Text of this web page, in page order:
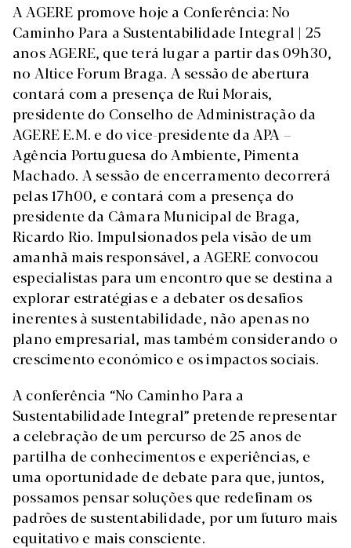
A AGERE promove hoje a Conferência: No
Caminho Para a Sustentabilidade Integral | 25
anos AGERE, que terá lugar a partir das 09h30,
no Altice Forum Braga. A sessão de abertura
contará com a presença de Rui Morais,
presidente do Conselho de Administração da
AGERE E.M. e do vice-presidente da APA –
Agência Portuguesa do Ambiente, Pimenta
Machado. A sessão de encerramento decorrerá
pelas 17h00, e contará com a presença do
presidente da Câmara Municipal de Braga,
Ricardo Rio. Impulsionados pela visão de um
amanhã mais responsável, a AGERE convocou
especialistas para um encontro que se destina a
explorar estratégias e a debater os desafios
inerentes à sustentabilidade, não apenas no
plano empresarial, mas também considerando o
crescimento económico e os impactos sociais.
A conferência “No Caminho Para a
Sustentabilidade Integral” pretende representar
a celebração de um percurso de 25 anos de
partilha de conhecimentos e experiências, e
uma oportunidade de debate para que, juntos,
possamos pensar soluções que redefinam os
padrões de sustentabilidade, por um futuro mais
equitativo e mais consciente.